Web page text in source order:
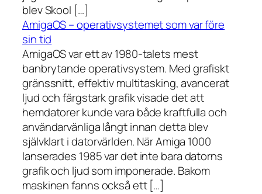
blev Skool […]
AmigaOS – operativsystemet som var före
sin tid
AmigaOS var ett av 1980-talets mest
banbrytande operativsystem. Med grafiskt
gränssnitt, effektiv multitasking, avancerat
ljud och färgstark grafik visade det att
hemdatorer kunde vara både kraftfulla och
användarvänliga långt innan detta blev
självklart i datorvärlden. När Amiga 1000
lanserades 1985 var det inte bara datorns
grafik och ljud som imponerade. Bakom
maskinen fanns också ett […]